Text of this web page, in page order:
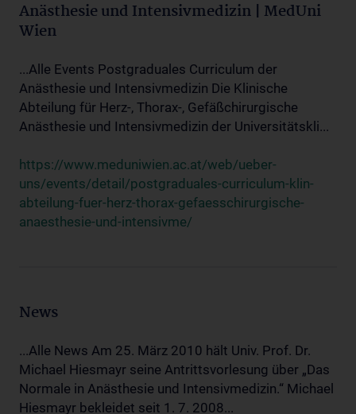
Anästhesie und Intensivmedizin | MedUni
Wien
...Alle Events Postgraduales Curriculum der
Anästhesie und Intensivmedizin Die Klinische
Abteilung für Herz-, Thorax-, Gefäßchirurgische
Anästhesie und Intensivmedizin der Universitätskli...
https://www.meduniwien.ac.at/web/ueber-
uns/events/detail/postgraduales-curriculum-klin-
abteilung-fuer-herz-thorax-gefaesschirurgische-
anaesthesie-und-intensivme/
News
...Alle News Am 25. März 2010 hält Univ. Prof. Dr.
Michael Hiesmayr seine Antrittsvorlesung über „Das
Normale in Anästhesie und Intensivmedizin.“ Michael
Hiesmayr bekleidet seit 1. 7. 2008...